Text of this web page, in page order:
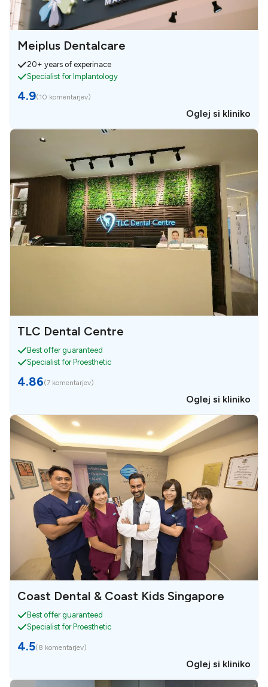
Meiplus Dentalcare
20+ years of experinace
Specialist for Implantology
4.9(10 komentarjev)
Oglej si kliniko
TLC Dental Centre
Best offer guaranteed
Specialist for Proesthetic
4.86(7 komentarjev)
Oglej si kliniko
Coast Dental & Coast Kids Singapore
Best offer guaranteed
Specialist for Proesthetic
4.5(8 komentarjev)
Oglej si kliniko